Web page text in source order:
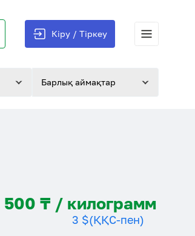
Кіру / Тіркеу
Барлық аймақтар
1 500 ₸ / килограмм
3 $(ҚҚС-пен)